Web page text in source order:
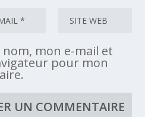
mon e-mail et
pour mon